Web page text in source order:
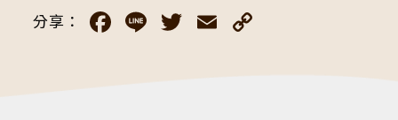
分享： Facebook
LineTwitter
Email